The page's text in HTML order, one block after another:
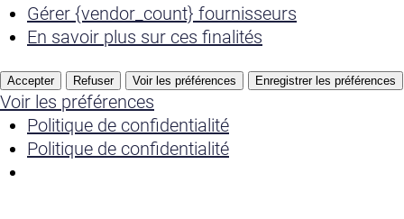
Gérer {vendor_count} fournisseurs
En savoir plus sur ces finalités
Accepter Refuser Voir les préférences Enregistrer les préférences
Voir les préférences
Politique de confidentialité
Politique de confidentialité